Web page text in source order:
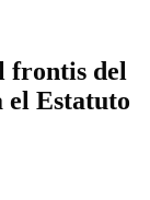
frontis del
Estatuto